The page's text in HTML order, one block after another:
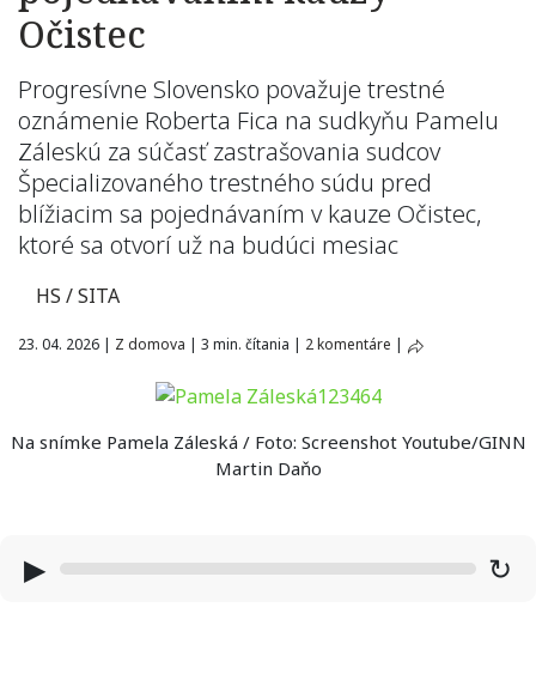
Očistec
Progresívne Slovensko považuje trestné
oznámenie Roberta Fica na sudkyňu Pamelu
Záleskú za súčasť zastrašovania sudcov
Špecializovaného trestného súdu pred
blížiacim sa pojednávaním v kauze Očistec,
ktoré sa otvorí už na budúci mesiac
HS / SITA
23. 04. 2026 | Z domova | 3 min. čítania | 2 komentáre |
Na snímke Pamela Záleská / Foto: Screenshot Youtube/GINN
Martin Daňo
▶ ↻